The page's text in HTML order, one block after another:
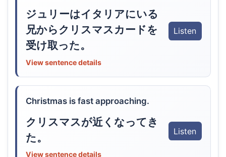
ジュリーはイタリアにいる
兄からクリスマスカードを
受け取った。
Listen
View sentence details
Christmas is fast approaching.
クリスマスが近くなってき
た。
Listen
View sentence details